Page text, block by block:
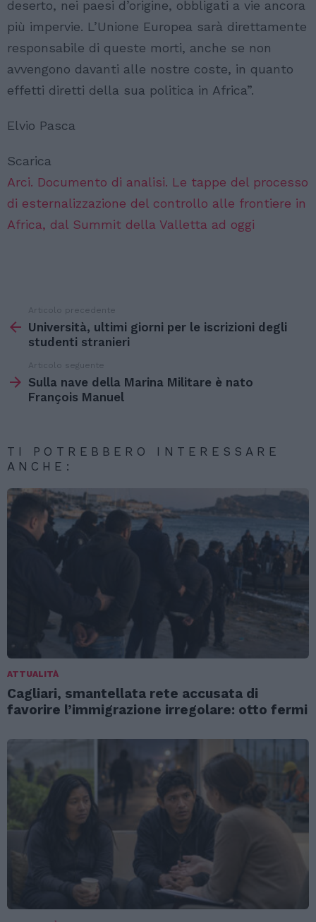
deserto, nei paesi d’origine, obbligati a vie ancora
più impervie. L’Unione Europea sarà direttamente
responsabile di queste morti, anche se non
avvengono davanti alle nostre coste, in quanto
effetti diretti della sua politica in Africa”.
Elvio Pasca
Scarica
Arci. Documento di analisi. Le tappe del processo
di esternalizzazione del controllo alle frontiere in
Africa, dal Summit della Valletta ad oggi
di
Articolo precedente
Università, ultimi giorni per le iscrizioni degli
studenti stranieri
Articolo seguente
Sulla nave della Marina Militare è nato
François Manuel
TI POTREBBERO INTERESSARE
ANCHE:
ATTUALITÀ
Cagliari, smantellata rete accusata di
favorire l’immigrazione irregolare: otto fermi